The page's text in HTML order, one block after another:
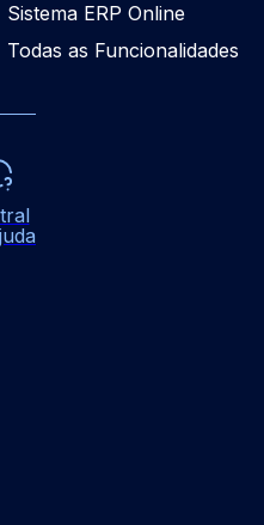
Sistema ERP Online
Todas as Funcionalidades